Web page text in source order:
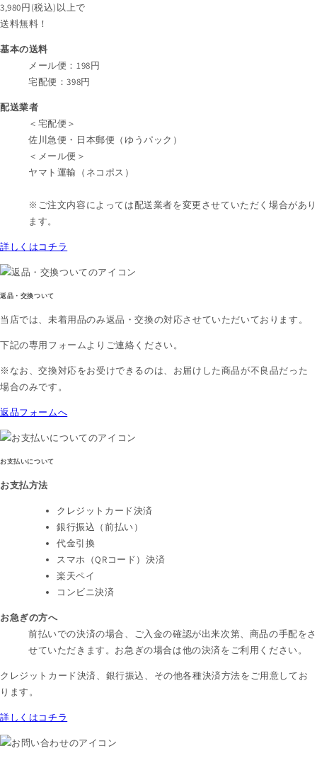
3,980円(税込)以上で
送料無料！
基本の送料
メール便：198円
宅配便：398円
配送業者
＜宅配便＞
佐川急便・日本郵便（ゆうパック）
＜メール便＞
ヤマト運輸（ネコポス）
※ご注文内容によっては配送業者を変更させていただく場合があり
ます。
詳しくはコチラ
返品・交換ついて
当店では、 未着用品のみ返品・交換の対応させていただいております。
下記の専用フォームよりご連絡ください。
※なお、交換対応をお受けできるのは、お届けした商品が不良品だった
場合のみです。
返品フォームへ
お支払いについて
お支払方法
クレジットカード決済
銀行振込（前払い）
代金引換
スマホ（QRコード）決済
楽天ペイ
コンビニ決済
お急ぎの方へ
前払いでの決済の場合、ご入金の確認が出来次第、商品の手配をさ
せていただきます。お急ぎの場合は他の決済をご利用ください。
クレジットカード決済、銀行振込、その他各種決済方法をご用意してお
ります。
詳しくはコチラ